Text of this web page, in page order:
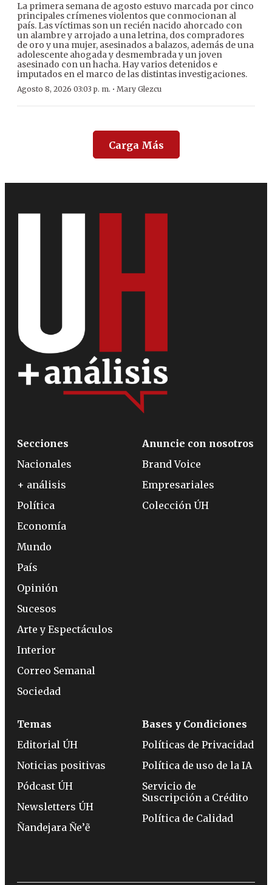
La primera semana de agosto estuvo marcada por cinco
principales crímenes violentos que conmocionan al
país. Las víctimas son un recién nacido ahorcado con
un alambre y arrojado a una letrina, dos compradores
de oro y una mujer, asesinados a balazos, además de una
adolescente ahogada y desmembrada y un joven
asesinado con un hacha. Hay varios detenidos e
imputados en el marco de las distintas investigaciones.
Agosto 8, 2026 03:03 p. m. · Mary Glezcu
Carga Más
Secciones
Nacionales
+ análisis
Política
Economía
Mundo
País
Opinión
Sucesos
Arte y Espectáculos
Interior
Correo Semanal
Sociedad
Anuncie con nosotros
Brand Voice
Empresariales
Colección ÚH
Temas
Editorial ÚH
Noticias positivas
Pódcast ÚH
Newsletters ÚH
Ñandejara Ñe’ẽ
Bases y Condiciones
Políticas de Privacidad
Política de uso de la IA
Servicio de
Suscripción a Crédito
Política de Calidad